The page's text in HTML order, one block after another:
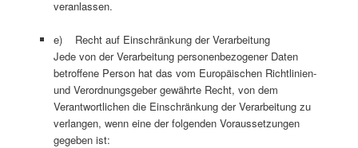
veranlassen.
e) Recht auf Einschränkung der Verarbeitung
Jede von der Verarbeitung personenbezogener Daten
betroffene Person hat das vom Europäischen Richtlinien-
und Verordnungsgeber gewährte Recht, von dem
Verantwortlichen die Einschränkung der Verarbeitung zu
verlangen, wenn eine der folgenden Voraussetzungen
gegeben ist: